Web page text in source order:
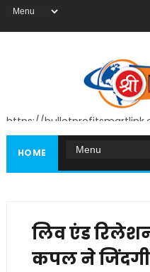
https://
HOME
लिव एंड
कपल ने जिंदगी